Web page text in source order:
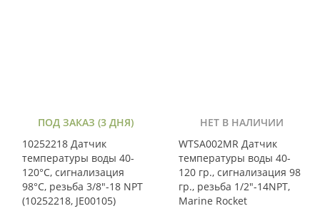
ПОД ЗАКАЗ (3 ДНЯ)
10252218 Датчик
температуры воды 40-
120°С, сигнализация
98°С, резьба 3/8"-18 NPT
(10252218, JE00105)
НЕТ В НАЛИЧИИ
WTSA002MR Датчик
температуры воды 40-
120 гр., сигнализация 98
гр., резьба 1/2"-14NPT,
Marine Rocket